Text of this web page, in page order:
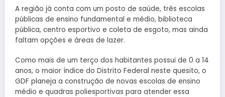
A região já conta com um posto de saúde, três escolas
públicas de ensino fundamental e médio, biblioteca
pública, centro esportivo e coleta de esgoto, mas ainda
faltam opções e áreas de lazer.
Como mais de um terço dos habitantes possui de 0 a 14
anos, o maior índice do Distrito Federal neste quesito, o
GDF planeja a construção de novas escolas de ensino
médio e quadras poliesportivas para atender essa